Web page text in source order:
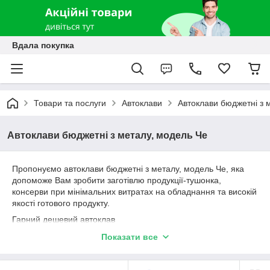
Вдала покупка
Товари та послуги Автоклави Автоклави бюджетні з
Автоклави бюджетні з металу, модель Че
Пропонуємо автоклави бюджетні з металу, модель Че, яка
допоможе Вам зробити заготівлю продукції-тушонка,
консерви при мінімальних витратах на обладнання та високій
якості готового продукту.
Гарний дешевий автоклав
Наростаючий тиск нагріває пароповітряну суміш вище 100
випаровування води. Гарячі потоки нагрівають скло та
Показати все